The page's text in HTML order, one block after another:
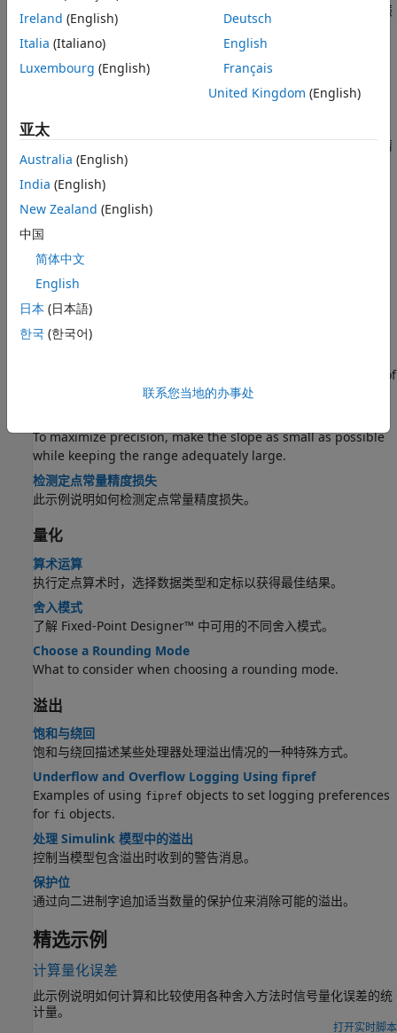
的输出接近某个常量。通过量化，当输出在两个稳态值之间振
荡时会出现极限环。
主题
定标
定点数的动态范围比具有相同字长的浮点数小得多。为避免溢出情
况并最大限度地减少量化误差，必须对定点数进行定标。
计算斜率和偏置
描述斜率偏置定标以及如何计算它。
Net Slope and Net Bias Precision
Net slope and bias precision, detecting precision loss,
underflow, and overflow.
Determine the Range of Fixed-Point Numbers
Fixed-point variables have a limited range because digital
systems represent numbers with a finite number of bits.
Scaling in your fixed-point design based on the limitations of
fixed-point arithmetic.
To maximize precision, make the slope as small as possible
while keeping the range adequately large.
检测定点常量精度损失
此示例说明如何检测定点常量精度损失。
量化
算术运算
执行定点算术时，选择数据类型和定标以获得最佳结果。
舍入模式
了解 Fixed-Point Designer™ 中可用的不同舍入模式。
Choose a Rounding Mode
What to consider when choosing a rounding mode.
溢出
饱和与绕回
饱和与绕回描述某些处理器处理溢出情况的一种特殊方式。
Underflow and Overflow Logging Using fipref
Examples of using fipref objects to set logging preferences
for fi objects.
处理 Simulink 模型中的溢出
控制当模型包含溢出时收到的警告消息。
保护位
通过向二进制字追加适当数量的保护位来消除可能的溢出。
精选示例
计算量化误差
此示例说明如何计算和比较使用各种舍入方法时信号量化误差的统
计量。
打开实时脚本
Ireland (English)
Italia (Italiano)
Luxembourg (English)
Deutsch
English
Français
United Kingdom (English)
亚太
Australia (English)
India (English)
New Zealand (English)
中国
简体中文
English
日本 (日本語)
한국 (한국어)
联系您当地的办事处